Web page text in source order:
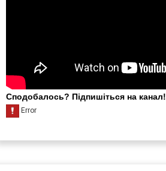
Сподобалось? Підпишіться на канал!